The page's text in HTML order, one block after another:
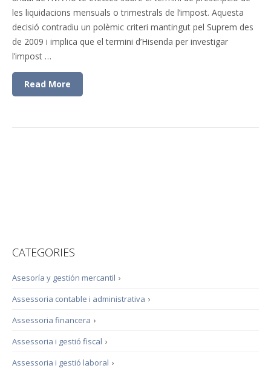
les liquidacions mensuals o trimestrals de l’impost. Aquesta
decisió contradiu un polèmic criteri mantingut pel Suprem des
de 2009 i implica que el termini d’Hisenda per investigar
l’impost …
Read More
CATEGORIES
›
Asesoría y gestión mercantil
›
Assessoria contable i administrativa
›
Assessoria financera
›
Assessoria i gestió fiscal
›
Assessoria i gestió laboral